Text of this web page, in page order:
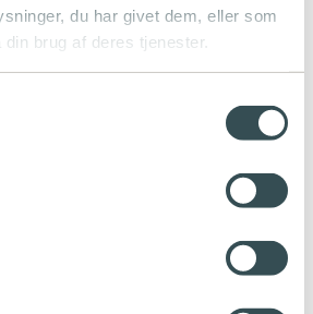
du har givet dem, eller som
brug af deres tjenester.